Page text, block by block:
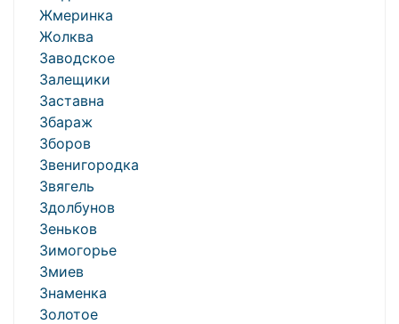
Жмеринка
Жолква
Заводское
Залещики
Заставна
Збараж
Зборов
Звенигородка
Звягель
Здолбунов
Зеньков
Зимогорье
Змиев
Знаменка
Золотое